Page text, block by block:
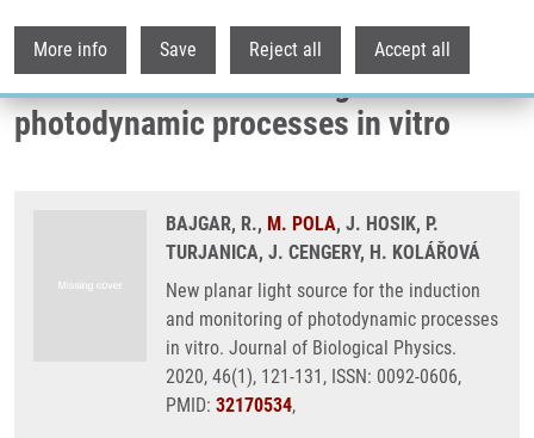
More info Save Reject all Accept all
New planar light source for the
induction and monitoring of
photodynamic processes in vitro
BAJGAR, R., M. POLA, J. HOSIK, P.
TURJANICA, J. CENGERY, H. KOLÁŘOVÁ
New planar light source for the induction
and monitoring of photodynamic processes
in vitro. Journal of Biological Physics.
2020, 46(1), 121-131, ISSN: 0092-0606,
PMID: 32170534,